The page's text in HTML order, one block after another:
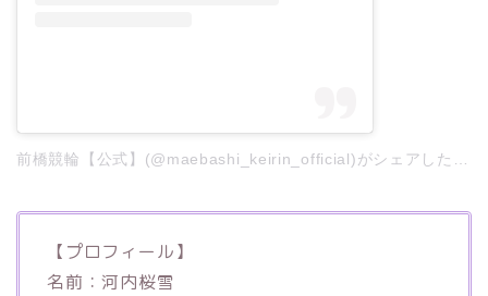
前橋競輪【公式】(@maebashi_keirin_official)がシェアした投稿
【プロフィール】
名前：河内桜雪